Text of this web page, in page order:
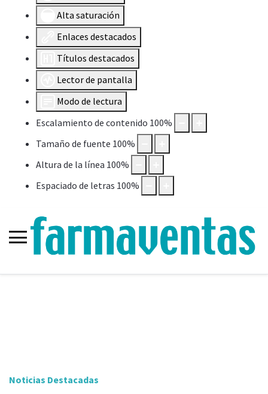
Alta saturación
Enlaces destacados
Títulos destacados
Lector de pantalla
Modo de lectura
Escalamiento de contenido 100%
Tamaño de fuente 100%
Altura de la línea 100%
Espaciado de letras 100%
Noticias Destacadas